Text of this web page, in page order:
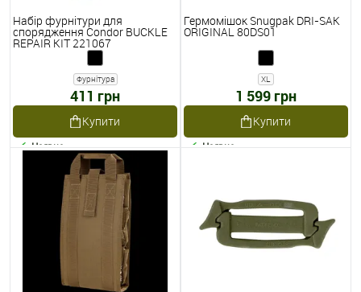
Набір фурнітури для
спорядження Condor BUCKLE
REPAIR KIT 221067
Фурнітура
411 грн
Купити
Наявне
Гермомішок Snugpak DRI-SAK
ORIGINAL 80DS01
XL
1 599 грн
Купити
Наявне